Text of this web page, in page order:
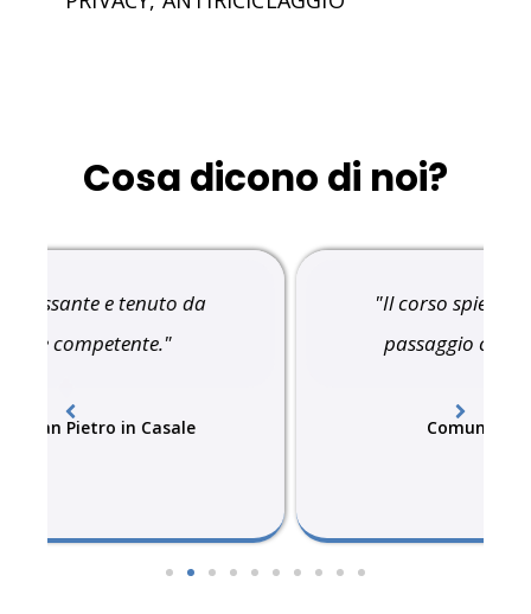
Cosa dicono di noi?
"Il corso spiega perfettamente il
passaggio che attende la p.a"
Comune di Casaletta